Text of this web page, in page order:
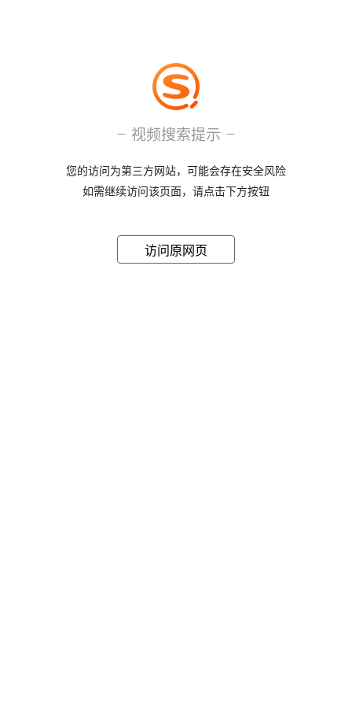
视频搜索提示
您的访问为第三方网站，可能会存在安全风险
如需继续访问该页面，请点击下方按钮
访问原网页